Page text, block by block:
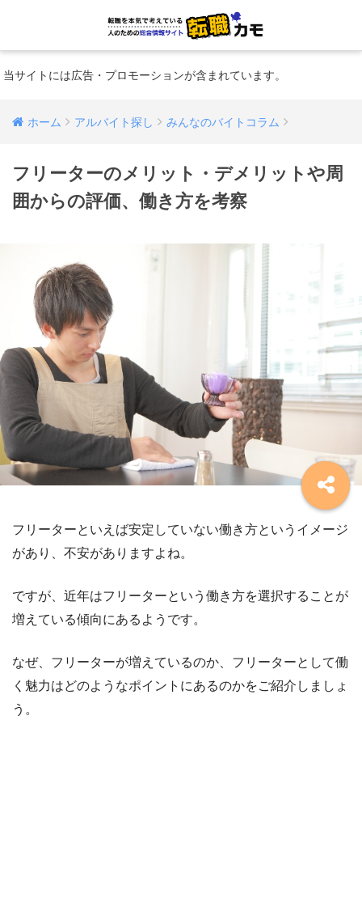
当サイトには広告・プロモーションが含まれています。
ホーム アルバイト探し みんなのバイトコラム
フリーターのメリット・デメリットや周
囲からの評価、働き方を考察
フリーターといえば安定していない働き方というイメージ
があり、不安がありますよね。
ですが、近年はフリーターという働き方を選択することが
増えている傾向にあるようです。
なぜ、フリーターが増えているのか、フリーターとして働
く魅力はどのようなポイントにあるのかをご紹介しましょ
う。